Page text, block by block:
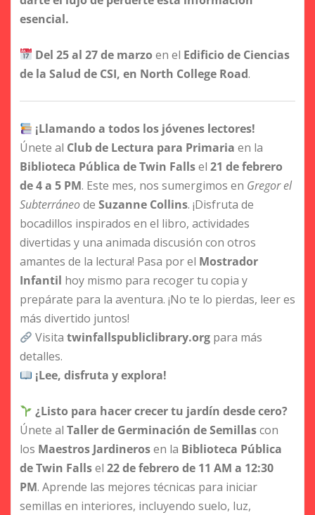
esencial.
Del 25 al 27 de marzo en el Edificio de Ciencias
de la Salud de CSI, en North College Road.
¡Llamando a todos los jóvenes lectores!
Únete al Club de Lectura para Primaria en la
Biblioteca Pública de Twin Fallsel 21 de febrero
de 4 a 5 PM. Este mes, nos sumergimos en Gregor el
Subterráneode Suzanne Collins. ¡Disfruta de
bocadillos inspirados en el libro, actividades
divertidas y una animada discusión con otros
amantes de la lectura! Pasa por el Mostrador
Infantil hoy mismo para recoger tu copia y
prepárate para la aventura. ¡No te lo pierdas, leer es
más divertido juntos!
Visitatwinfallspubliclibrary.org para más
detalles.
¡Lee, disfruta y explora!
¿Listo para hacer crecer tu jardín desde cero?
Únete al Taller de Germinación de Semillascon
los Maestros Jardinerosen la Biblioteca Pública
de Twin Fallsel 22 de febrero de 11 AM a 12:30
PM. Aprende las mejores técnicas para iniciar
semillas en interiores, incluyendo suelo, luz,